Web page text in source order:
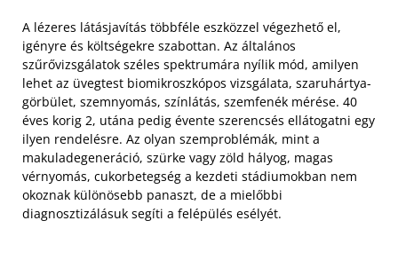
A lézeres látásjavítás többféle eszközzel végezhető el,
igényre és költségekre szabottan. Az általános
szűrővizsgálatok széles spektrumára nyílik mód, amilyen
lehet az üvegtest biomikroszkópos vizsgálata, szaruhártya-
görbület, szemnyomás, színlátás, szemfenék mérése. 40
éves korig 2, utána pedig évente szerencsés ellátogatni egy
ilyen rendelésre. Az olyan szemproblémák, mint a
makuladegeneráció, szürke vagy zöld hályog, magas
vérnyomás, cukorbetegség a kezdeti stádiumokban nem
okoznak különösebb panaszt, de a mielőbbi
diagnosztizálásuk segíti a felépülés esélyét.